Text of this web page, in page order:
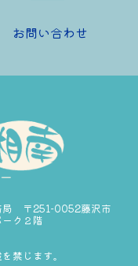
お問い合わせ
局 〒251-0052藤沢市
ク２階
禁じます。